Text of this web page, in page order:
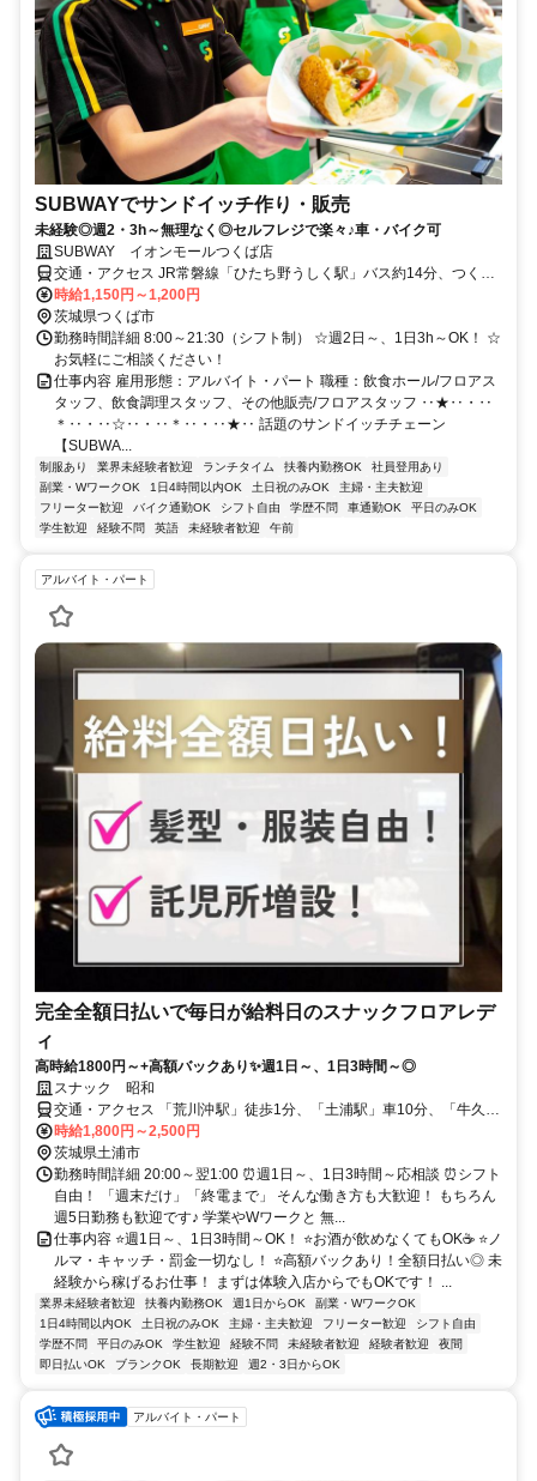
SUBWAYでサンドイッチ作り・販売
未経験◎週2・3h～無理なく◎セルフレジで楽々♪車・バイク可
SUBWAY イオンモールつくば店
交通・アクセス JR常磐線「ひたち野うしく駅」バス約14分、つくば
エクスプレス「つくば駅」バス約20分、JR常磐線「荒川沖駅」バス
約12分 ★車・バイク通勤OK★
時給1,150円～1,200円
茨城県つくば市
勤務時間詳細 8:00～21:30（シフト制） ☆週2日～、1日3h～OK！ ☆
お気軽にご相談ください！
仕事内容 雇用形態：アルバイト・パート 職種：飲食ホール/フロアス
タッフ、飲食調理スタッフ、その他販売/フロアスタッフ ‥★‥・‥
＊‥・‥☆‥・‥＊‥・‥★‥ 話題のサンドイッチチェーン
【SUBWA...
制服あり 業界未経験者歓迎 ランチタイム 扶養内勤務OK
社員登用あり
副業・WワークOK
1日4時間以内OK 土日祝のみOK
主婦・主夫歓迎
フリーター歓迎
バイク通勤OK シフト自由 学歴不問 車通勤OK
平日のみOK
学生歓迎
経験不問 英語 未経験者歓迎 午前
アルバイト・パート
完全全額日払いで毎日が給料日のスナックフロアレデ
ィ
高時給1800円～+高額バックあり✨週1日～、1日3時間～◎
スナック 昭和
交通・アクセス 「荒川沖駅」徒歩1分、「土浦駅」車10分、「牛久
駅」車20分 ★車・バイク通勤OK（無料駐車場あり）
時給1,800円～2,500円
茨城県土浦市
勤務時間詳細 20:00～翌1:00 ⏰週1日～、1日3時間～応相談 ⏰シフト
自由！ 「週末だけ」「終電まで」 そんな働き方も大歓迎！ もちろん
週5日勤務も歓迎です♪ 学業やWワークと 無...
仕事内容 ⭐週1日～、1日3時間～OK！ ⭐お酒が飲めなくてもOK☕ ⭐ノ
ルマ・キャッチ・罰金一切なし！ ⭐高額バックあり！全額日払い◎ 未
経験から稼げるお仕事！ まずは体験入店からでもOKです！ ...
業界未経験者歓迎 扶養内勤務OK 週1日からOK
副業・WワークOK
1日4時間以内OK
土日祝のみOK 主婦・主夫歓迎 フリーター歓迎
シフト自由
学歴不問
平日のみOK 学生歓迎 経験不問 未経験者歓迎 経験者歓迎
夜間
即日払いOK
ブランクOK 長期歓迎 週2・3日からOK
アルバイト・パート